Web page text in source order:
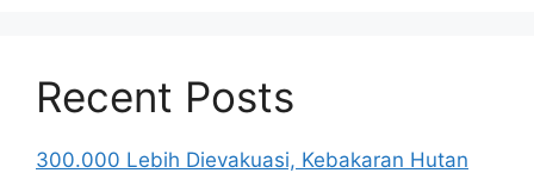
Recent Posts
300.000 Lebih Dievakuasi, Kebakaran Hutan